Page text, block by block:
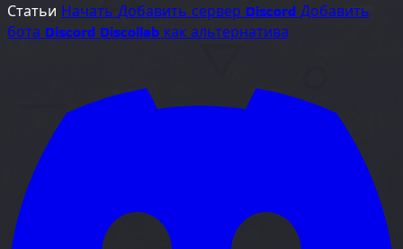
Статьи Начать Добавить сервер Discord Добавить
бота Discord Discollab как альтернатива